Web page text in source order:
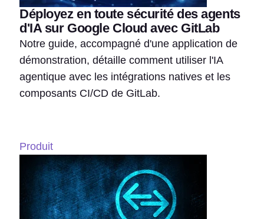
Déployez en toute sécurité des agents
d'IA sur Google Cloud avec GitLab
Notre guide, accompagné d'une application de
démonstration, détaille comment utiliser l'IA
agentique avec les intégrations natives et les
composants CI/CD de GitLab.
Produit